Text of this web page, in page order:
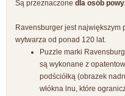
Są przeznaczone dla osób
Ravensburger jest największym
wytwarza od ponad 120 lat.
Puzzle marki
są wykonane z
podściółką (obrazek
włókna lnu, które